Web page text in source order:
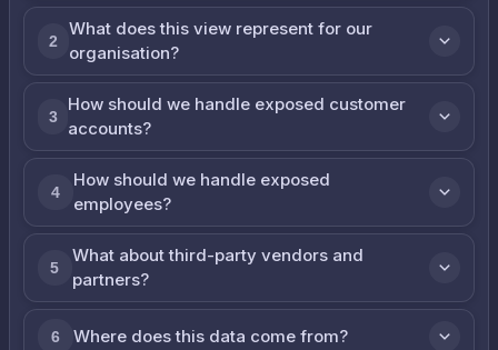
2
What does this view represent for our
organisation?
3
How should we handle exposed customer
accounts?
4
How should we handle exposed
employees?
5
What about third-party vendors and
partners?
6 Where does this data come from?